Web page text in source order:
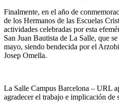
Finalmente, en el año de
de los Hermanos de las Escuelas
actividades celebradas por esta
San Juan Bautista de La Salle, que
mayo, siendo bendecida por el
Josep Omella.
La Salle Campus Barcelona – URL
agradecer el trabajo e implicación de